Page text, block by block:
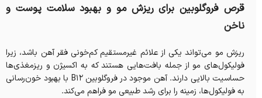
قرص فروگلوبین برای ریزش مو و بهبود سلامت پوست و
ناخن
ریزش مو می‌تواند یکی از علائم غیرمستقیم کم‌خونی فقر آهن باشد، زیرا
فولیکول‌های مو از جمله بافت‌هایی هستند که به اکسیژن و ریزمغذی‌ها
حساسیت بالایی دارند. آهن موجود در فروگلوبین B12 با بهبود خون‌رسانی
به فولیکول‌ها، زمینه را برای رشد طبیعی مو فراهم می‌کند.